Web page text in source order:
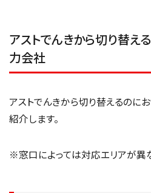
アストでんきから切り替え
力会社
アストでんきから切り替えるのに
紹介します。
※窓口によっては対応エリアが異